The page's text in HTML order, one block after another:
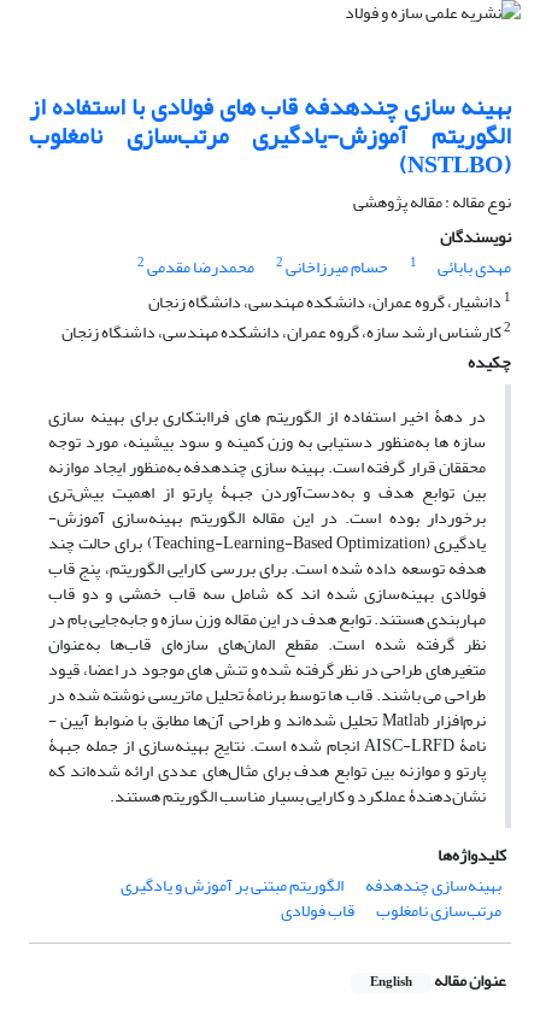
بهینه سازی چندهدفه قاب های فولادی با استفاده از
الگوریتم آموزش-یادگیری مرتب‌سازی نامغلوب
(NSTLBO)
نوع مقاله : مقاله پژوهشی
نویسندگان
مهدی بابائی
1 حسام میرزاخانی2 محمدرضا مقدمی2
1 دانشیار، گروه عمران، دانشکده مهندسی، دانشگاه زنجان
2کارشناس ارشد سازه، گروه عمران، دانشکده مهندسی، داشنگاه زنجان
چکیده
در دهۀ اخیر استفاده از الگوریتم ­های فراابتکاری برای بهینه­ سازی
سازه ­ها به‌منظور دستیابی به وزن کمینه و سود بیشینه، مورد توجه
محققان قرار گرفته است. بهینه ­سازی چندهدفه به‌منظور ایجاد موازنه
بین توابع هدف و به‌دست‌آوردن جبهۀ پارتو از اهمیت بیش‌تری
برخوردار بوده است. در این مقاله الگوریتم بهینه‌سازی آموزش-
یادگیری (Teaching-Learning-Based Optimization) برای حالت چند
هدفه توسعه داده شده است. برای بررسی کارایی الگوریتم، پنج قاب
فولادی بهینه‌سازی شده­ اند که شامل سه قاب خمشی و دو قاب
مهاربندی هستند. توابع هدف در این مقاله وزن سازه و جابه‌جایی بام در
نظر گرفته شده است. مقطع المان‌های سازه‌ای قاب‌ها به‌عنوان
متغیرهای طراحی در نظر گرفته شده و تنش ­های موجود در اعضا، قیود
طراحی می­ باشند. قاب­ ها توسط برنامۀ تحلیل ماتریسی نوشته‌ شده در
نرم‌افزارMatlabتحلیل شده‌اند و طراحی آن‌ها مطابق با ضوابط آیین ­
نامۀAISC-LRFDانجام شده است. نتایج بهینه‌سازی از جمله جبهۀ
پارتو و موازنه بین توابع هدف برای مثال‌های عددی ارائه شده‌اند که
نشان‌دهندۀ عملکرد و کارایی بسیار مناسب الگوریتم هستند.
کلیدواژه‌ها
بهینه‌سازی چندهدفه
الگوریتم مبتنی بر آموزش و یادگیری
مرتب‌سازی نامغلوب قاب فولادی
عنوان مقاله English